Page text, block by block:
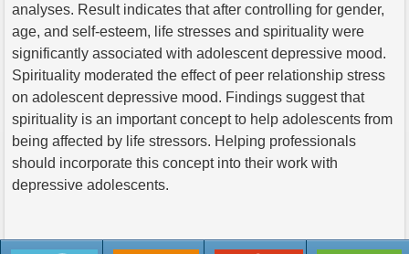
analyses. Result indicates that after controlling for gender,
age, and self-esteem, life stresses and spirituality were
significantly associated with adolescent depressive mood.
Spirituality moderated the effect of peer relationship stress
on adolescent depressive mood. Findings suggest that
spirituality is an important concept to help adolescents from
being affected by life stressors. Helping professionals
should incorporate this concept into their work with
depressive adolescents.